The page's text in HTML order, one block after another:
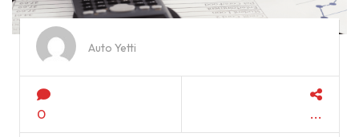
Auto Yetti
0